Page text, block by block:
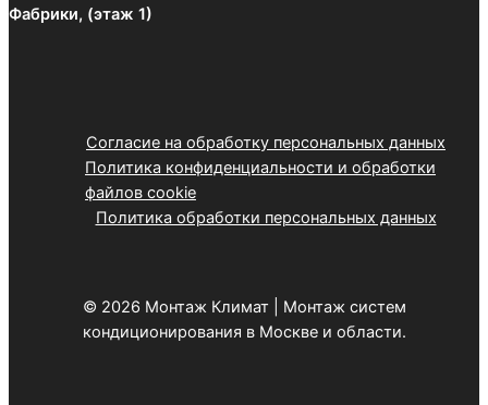
Фабрики, (этаж 1)
Согласие на обработку персональных данных
Политика конфиденциальности и обработки
файлов cookie
Политика обработки персональных данных
© 2026 Монтаж Климат | Монтаж систем
кондиционирования в Москве и области.